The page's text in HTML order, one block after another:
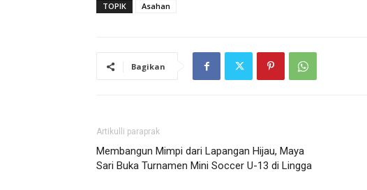
TOPIK Asahan
Bagikan
Artikulli paraprak
Membangun Mimpi dari Lapangan Hijau, Maya
Sari Buka Turnamen Mini Soccer U-13 di Lingga